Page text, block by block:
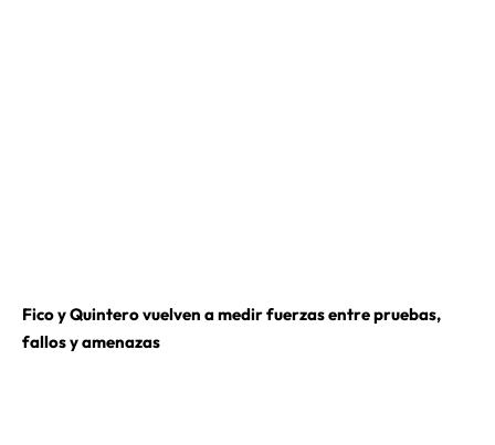
Fico y Quintero vuelven a medir fuerzas entre pruebas,
fallos y amenazas